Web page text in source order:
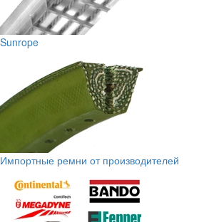
Sunrope
Импортные ремни от производителей